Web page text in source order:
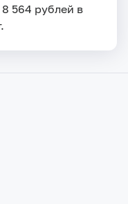
564 рублей в